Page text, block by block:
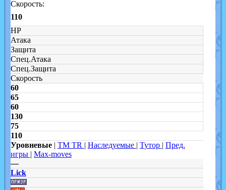
Скорость:
110
HP
Атака
Защита
Спец.Атака
Спец.Защита
Скорость
60
65
60
130
75
110
Уровневые | TM TR | Наследуемые | Тутор | Пред.
игры | Max-moves
—
Lick